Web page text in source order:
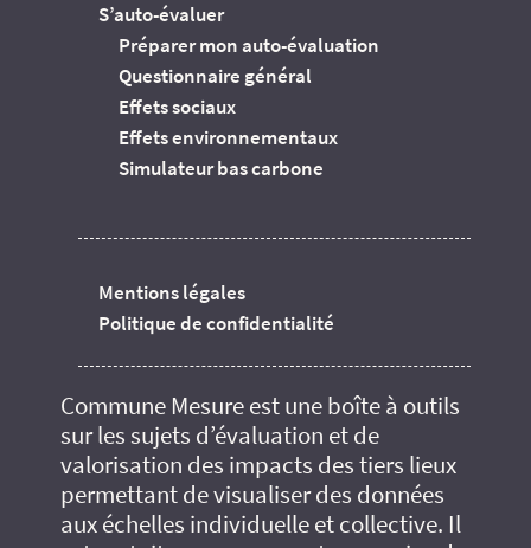
S’auto-évaluer
Préparer mon auto-évaluation
Questionnaire général
Effets sociaux
Effets environnementaux
Simulateur bas carbone
Mentions légales
Politique de confidentialité
Commune Mesure est une boîte à outils
sur les sujets d’évaluation et de
valorisation des impacts des tiers lieux
permettant de visualiser des données
aux échelles individuelle et collective. Il